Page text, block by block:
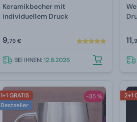
Keramikbecher mit
individuellem Druck
9,79 €
BEI IHNEN: 12.8.2026
11,
-35 %
1+1 GRATIS
Bestseller
2+1